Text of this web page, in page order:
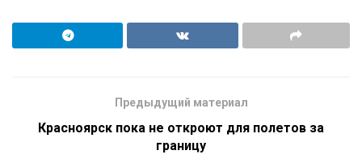
Предыдущий материал
Красноярск пока не откроют для полетов за
границу